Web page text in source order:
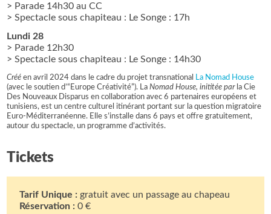
> Parade 14h30 au CC
> Spectacle sous chapiteau : Le Songe : 17h
Lundi 28
> Parade 12h30
> Spectacle sous chapiteau : Le Songe : 14h30
Crééen avril 2024 dans le cadre du projet transnational
La Nomad House
(avec le soutien d’“Europe Créativité”). LaNomad House, inititée par la Cie
Des Nouveaux Disparus en collaboration avec 6 partenaires européens et
tunisiens, est un centre culturel itinérant portant sur la question migratoire
Euro-Méditerranéenne. Elle s’installe dans 6 pays et offre gratuitement,
autour du spectacle, un programme d’activités.
Tickets
Tarif Unique : gratuit avec un passage au chapeau
Réservation : 0 €